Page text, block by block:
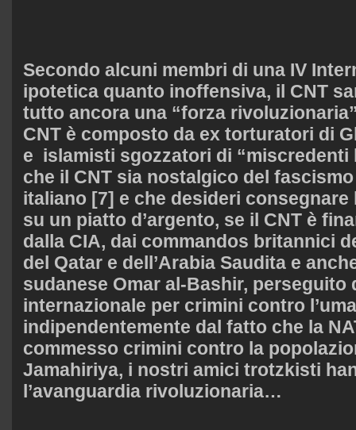
Secondo alcuni membri di una IV
ipotetica quanto inoffensiva, il CNT
tutto ancora una “forza
CNT è composto da ex torturatori di
e islamisti sgozzatori di “miscredenti
che il CNT sia nostalgico del
italiano [7] e che desideri consegnare
su un piatto d’argento, se il CNT è
dalla CIA, dai commandos britannici
del Qatar e dell’Arabia Saudita e
sudanese Omar al-Bashir, perseguito
internazionale per crimini contro
indipendentemente dal fatto che la
commesso crimini contro la
Jamahiriya, i nostri amici trotzkisti
l’avanguardia rivoluzionaria…